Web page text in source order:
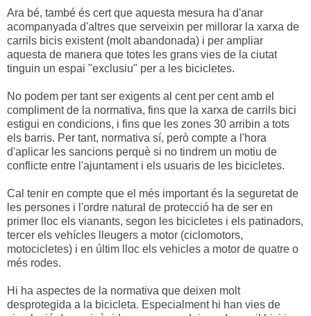
Ara bé, també és cert que aquesta mesura ha d'anar
acompanyada d'altres que serveixin per millorar la xarxa de
carrils bicis existent (molt abandonada) i per ampliar
aquesta de manera que totes les grans vies de la ciutat
tinguin un espai "exclusiu" per a les bicicletes.
No podem per tant ser exigents al cent per cent amb el
compliment de la normativa, fins que la xarxa de carrils bici
estigui en condicions, i fins que les zones 30 arribin a tots
els barris. Per tant, normativa sí, però compte a l'hora
d'aplicar les sancions perquè si no tindrem un motiu de
conflicte entre l'ajuntament i els usuaris de les bicicletes.
Cal tenir en compte que el més important és la seguretat de
les persones i l'ordre natural de protecció ha de ser en
primer lloc els vianants, segon les bicicletes i els patinadors,
tercer els vehícles lleugers a motor (ciclomotors,
motocicletes) i en últim lloc els vehicles a motor de quatre o
més rodes.
Hi ha aspectes de la normativa que deixen molt
desprotegida a la bicicleta. Especialment hi han vies de